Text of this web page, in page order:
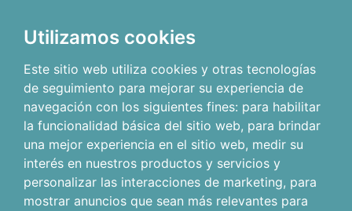
Utilizamos cookies
Este sitio web utiliza cookies y otras tecnologías
de seguimiento para mejorar su experiencia de
navegación con los siguientes fines: para habilitar
la funcionalidad básica del sitio web, para brindar
una mejor experiencia en el sitio web, medir su
interés en nuestros productos y servicios y
personalizar las interacciones de marketing, para
mostrar anuncios que sean más relevantes para